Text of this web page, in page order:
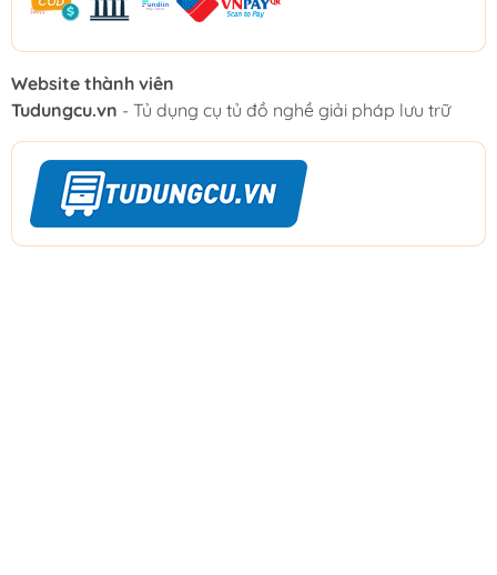
Website thành viên
Tudungcu.vn - Tủ dụng cụ tủ đồ nghề giải pháp lưu trữ